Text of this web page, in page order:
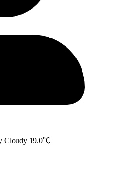
19.0℃